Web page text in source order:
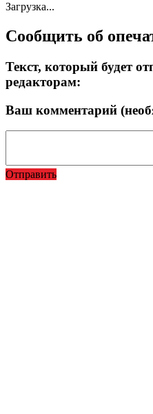
Загрузка...
Сообщить об
Текст, который будет
редакторам:
Ваш комментарий
Отправить